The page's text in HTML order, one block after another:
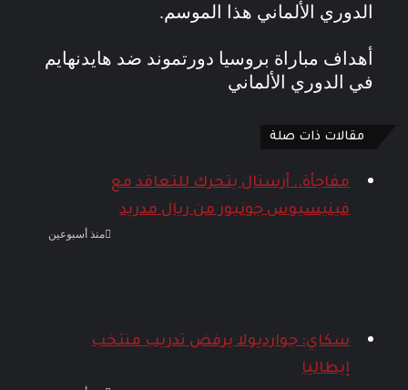
الدوري الألماني هذا الموسم.
أهداف مباراة بروسيا دورتموند ضد هايدنهايم
في الدوري الألماني
مقالات ذات صلة
مفاجأة.. أرسنال يتحرك للتعاقد مع
فينيسيوس جونيور من ريال مدريد
منذ أسبوعين
سكاي: جوارديولا يرفض تدريب منتخب
إيطاليا